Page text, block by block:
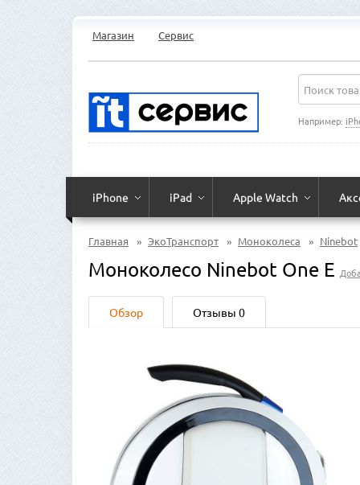
Магазин Сервис
Например:
iPhone iPad Apple Watch
Главная » ЭкоТранспорт » Моноколеса » Ninebot
Моноколесо Ninebot One E
Обзор Отзывы 0